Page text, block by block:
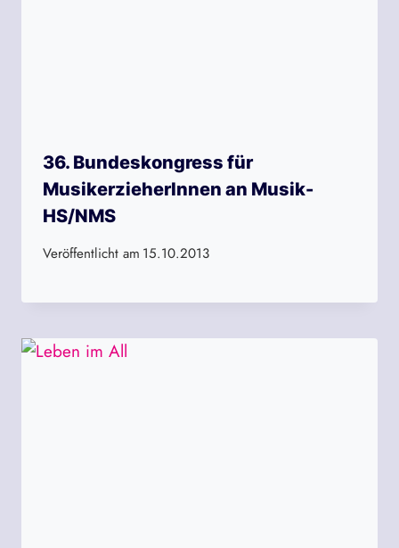
36. Bundeskongress für
MusikerzieherInnen an Musik-
HS/NMS
Veröffentlicht am 15.10.2013